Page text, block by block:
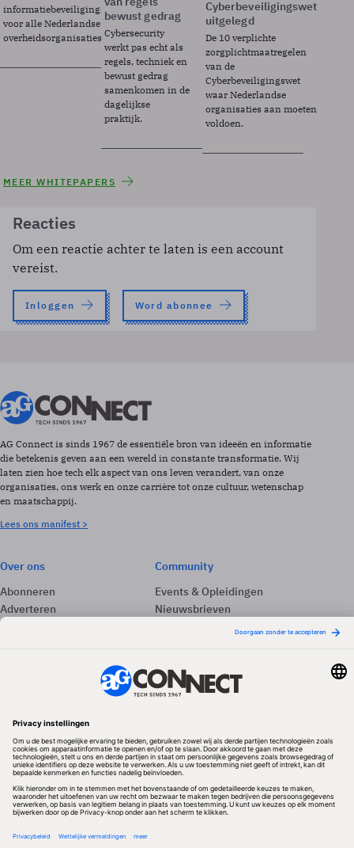
informatiebeveiligingsframework
voor alle Nederlandse
overheidsorganisaties.
bewust gedrag
Cybersecurity
werkt pas echt als
regels, techniek en
bewust gedrag
samenkomen in de
dagelijkse
praktijk.
Cyberbeveiligingswet
uitgelegd
De 10 verplichte
zorgplichtmaatregelen
van de
Cyberbeveiligingswet
waar Nederlandse
organisaties aan moeten
voldoen.
MEER WHITEPAPERS
Reacties
Om een reactie achter te laten is een account
vereist.
Inloggen Word abonnee
AG Connect is sinds 1967 de essentiële bron van ideeën en informatie
die betekenis geven aan een wereld in constante transformatie. Wij
laten zien hoe tech elk aspect van ons leven verandert, van onze
organisaties, ons werk en onze carrière tot onze cultuur, wetenschap
en maatschappij.
Lees ons manifest >
Over ons
Abonneren
Adverteren
Community
Events & Opleidingen
Nieuwsbrieven
Redactionele partner